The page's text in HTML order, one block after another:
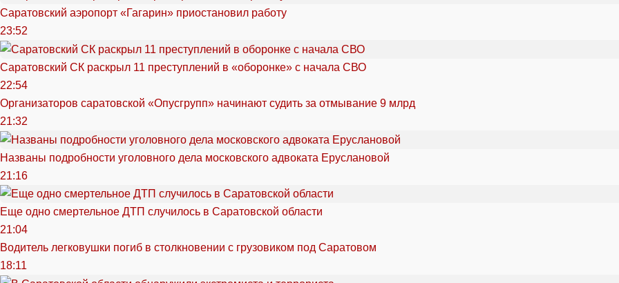
Саратовский аэропорт «Гагарин» приостановил работу
23:52
Саратовский СК раскрыл 11 преступлений в «оборонке» с начала СВО
22:54
Организаторов саратовской «Опусгрупп» начинают судить за отмывание 9 млрд
21:32
Названы подробности уголовного дела московского адвоката Еруслановой
21:16
Еще одно смертельное ДТП случилось в Саратовской области
21:04
Водитель легковушки погиб в столкновении с грузовиком под Саратовом
18:11